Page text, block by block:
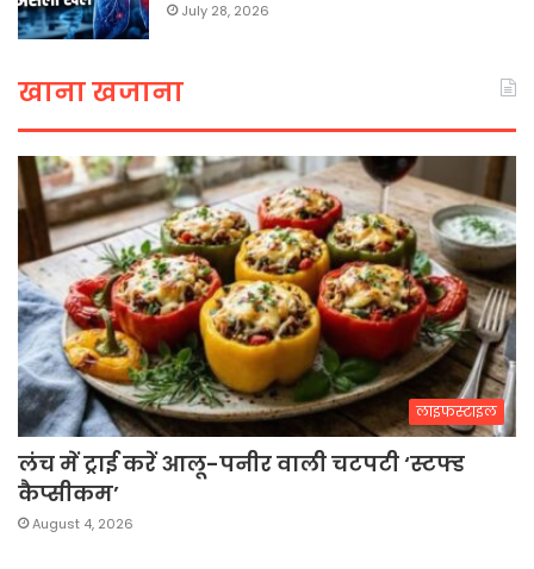
July 28, 2026
खाना खजाना
लाइफस्टाइल
लंच में ट्राई करें आलू-पनीर वाली चटपटी ‘स्टफ्ड
कैप्सीकम’
August 4, 2026